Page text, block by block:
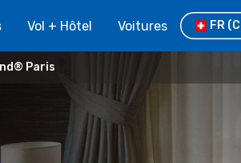
Vol + Hôtel Voitures FR
Paris